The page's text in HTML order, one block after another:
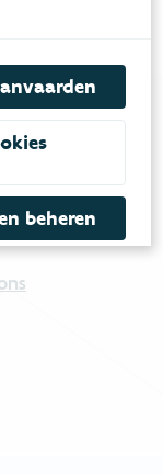
vragen
beheren